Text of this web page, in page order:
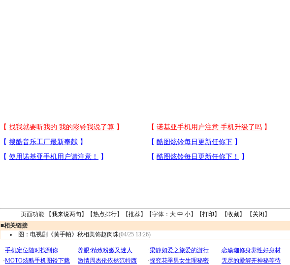
页面功能 【我来说两句 】【热点排行】【推荐】【字体： 大 中 小】【打印 】 【收藏】 【 关闭 】
■相关链接
图：电视剧《黄手帕》秋相美饰赵闵珠(04/25 13:26)